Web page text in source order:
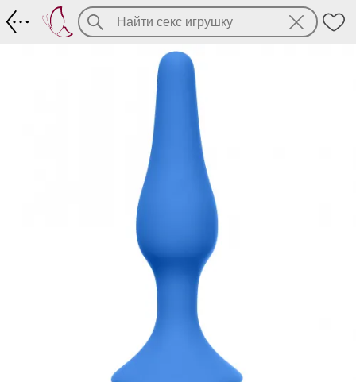
Анальная пробка Medium из серии